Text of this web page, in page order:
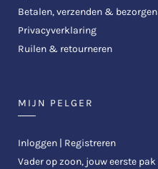
Betalen, verzenden & bezorgen
Privacyverklaring
Ruilen & retourneren
MIJN PELGER
Inloggen | Registreren
Vader op zoon, jouw eerste pak